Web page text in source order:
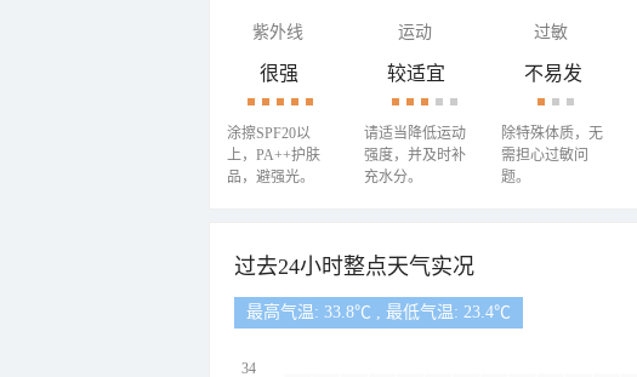
紫外线 运动 过敏
很强
涂擦SPF20以
上，PA++护肤
品，避强光。
较适宜
请适当降低运动
强度，并及时补
充水分。
不易发
除特殊体质，无
需担心过敏问
题。
过去24小时整点天气实况
最高气温: 33.8℃ , 最低气温: 23.4℃
34